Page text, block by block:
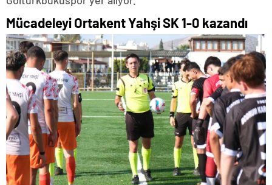
Mücadeleyi Ortakent Yahşi SK 1-0 kazandı